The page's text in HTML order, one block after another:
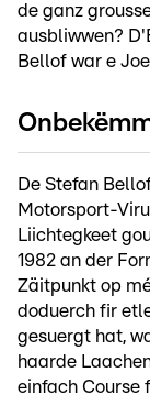
de ganz
ausbliwwen?
Bellof war e
De Stefan
Motorsport-
Liichtegkeet
1982 an der
Zäitpunkt op
doduerch fir
gesuergt hat,
haarde
einfach Course